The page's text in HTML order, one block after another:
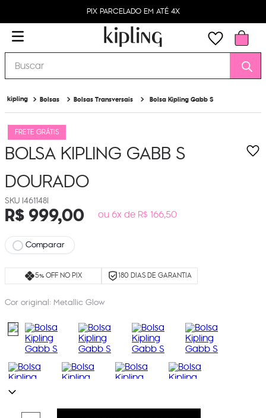
PIX PARCELADO EM ATÉ 4X
Buscar
Bolsas Bolsas Transversais Bolsa Kipling Gabb S
FRETE GRÁTIS
BOLSA KIPLING GABB S
DOURADO
I461148I
R$999,00 ou 6x de R$ 166,50
Comparar
5% OFF NO PIX 180 DIAS DE GARANTIA
Cor original: Metallic Glow